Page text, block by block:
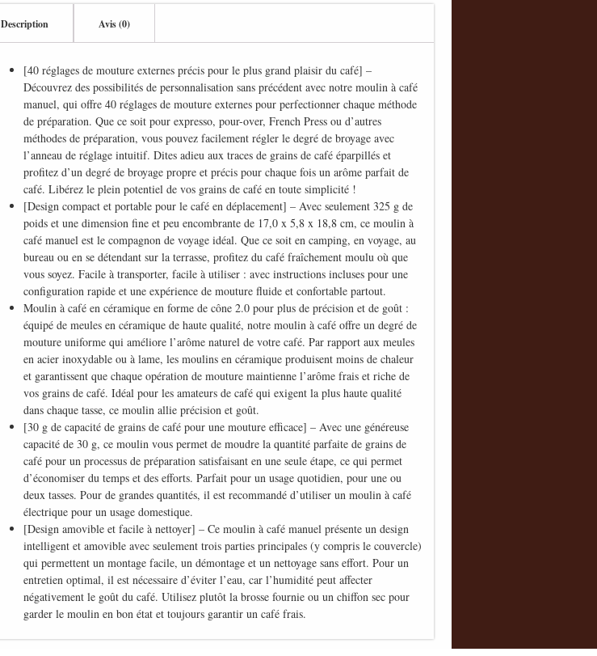
Description Avis (0)
[40 réglages de mouture externes précis pour le plus grand plaisir du café] –
Découvrez des possibilités de personnalisation sans précédent avec notre moulin à café
manuel, qui offre 40 réglages de mouture externes pour perfectionner chaque méthode
de préparation. Que ce soit pour expresso, pour-over, French Press ou d’autres
méthodes de préparation, vous pouvez facilement régler le degré de broyage avec
l’anneau de réglage intuitif. Dites adieu aux traces de grains de café éparpillés et
profitez d’un degré de broyage propre et précis pour chaque fois un arôme parfait de
café. Libérez le plein potentiel de vos grains de café en toute simplicité !
[Design compact et portable pour le café en déplacement] – Avec seulement 325 g de
poids et une dimension fine et peu encombrante de 17,0 x 5,8 x 18,8 cm, ce moulin à
café manuel est le compagnon de voyage idéal. Que ce soit en camping, en voyage, au
bureau ou en se détendant sur la terrasse, profitez du café fraîchement moulu où que
vous soyez. Facile à transporter, facile à utiliser : avec instructions incluses pour une
configuration rapide et une expérience de mouture fluide et confortable partout.
Moulin à café en céramique en forme de cône 2.0 pour plus de précision et de goût :
équipé de meules en céramique de haute qualité, notre moulin à café offre un degré de
mouture uniforme qui améliore l’arôme naturel de votre café. Par rapport aux meules
en acier inoxydable ou à lame, les moulins en céramique produisent moins de chaleur
et garantissent que chaque opération de mouture maintienne l’arôme frais et riche de
vos grains de café. Idéal pour les amateurs de café qui exigent la plus haute qualité
dans chaque tasse, ce moulin allie précision et goût.
[30 g de capacité de grains de café pour une mouture efficace] – Avec une généreuse
capacité de 30 g, ce moulin vous permet de moudre la quantité parfaite de grains de
café pour un processus de préparation satisfaisant en une seule étape, ce qui permet
d’économiser du temps et des efforts. Parfait pour un usage quotidien, pour une ou
deux tasses. Pour de grandes quantités, il est recommandé d’utiliser un moulin à café
électrique pour un usage domestique.
[Design amovible et facile à nettoyer] – Ce moulin à café manuel présente un design
intelligent et amovible avec seulement trois parties principales (y compris le couvercle)
qui permettent un montage facile, un démontage et un nettoyage sans effort. Pour un
entretien optimal, il est nécessaire d’éviter l’eau, car l’humidité peut affecter
négativement le goût du café. Utilisez plutôt la brosse fournie ou un chiffon sec pour
garder le moulin en bon état et toujours garantir un café frais.